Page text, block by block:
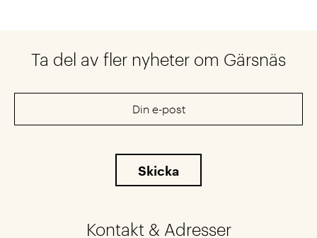
Ta del av fler nyheter om Gärsnäs
Kontakt & Adresser